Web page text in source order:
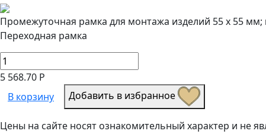
Промежуточная рамка для монтажа изделий 55 x 55 мм;
Переходная рамка
5 568.70 Р
В корзину
Добавить в избранное
Цены на сайте носят ознакомительный характер и не